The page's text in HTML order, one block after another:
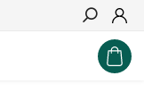
Hľadať